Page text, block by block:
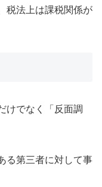
税法上は課税関係が
けでなく「反面調
る第三者に対して事